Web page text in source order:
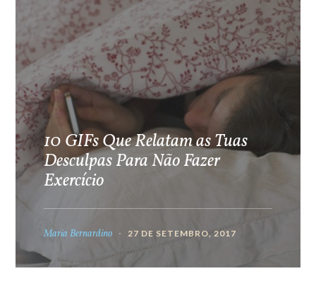
10 GIFs Que Relatam as Tuas
Desculpas Para Não Fazer
Exercício
Maria Bernardino 27 DE SETEMBRO, 2017